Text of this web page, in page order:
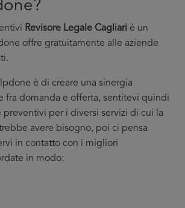
Revisore Legale Cagliari è un
offre gratuitamente alle aziende
è di creare una sinergia
fra domanda e offerta, sentitevi quindi
preventivi per i diversi servizi di cui la
avere bisogno, poi ci pensa
in contatto con i migliori
in modo: